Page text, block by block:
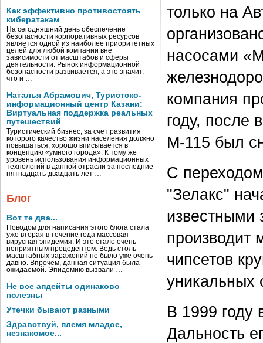
Как эффективно противостоять
кибератакам
На сегодняшний день обеспечение
безопасности корпоративных ресурсов
является одной из наиболее приоритетных
целей для любой компании вне
зависимости от масштабов и сферы
деятельности. Рынок информационной
безопасности развивается, а это значит,
что и …
Наталья Абрамович, Туристско-
информационный центр Казани:
Виртуальная поддержка реальных
путешествий
Туристический бизнес, за счет развития
которого качество жизни населения должно
повышаться, хорошо вписывается в
концепцию «умного города». К тому же
уровень использования информационных
технологий в данной отрасли за последние
пятнадцать-двадцать лет …
Блог
Вот те два...
Поводом для написания этого блога стала
уже вторая в течение года массовая
вирусная эпидемия. И это стало очень
неприятным прецедентом. Ведь столь
масштабных заражений не было уже очень
давно. Впрочем, данная ситуация была
ожидаемой. Эпидемию вызвали …
Не все апдейты одинаково
полезны
Утечки бывают разными
Здравствуй, племя младое,
незнакомое...
только на
насосами
компания
году, после
М-115 был
С
"Зелакс"
известными
производит
чипсетов
уникальных
В 1999 году
Дальность